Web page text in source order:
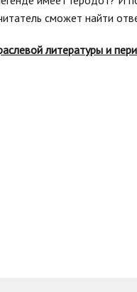
сможет найти
литературы и